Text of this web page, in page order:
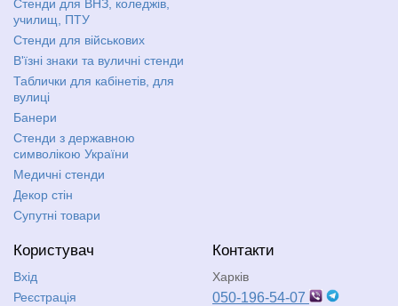
Стенди для ВНЗ, коледжів,
училищ, ПТУ
Стенди для військових
В'їзні знаки та вуличні стенди
Таблички для кабінетів, для
вулиці
Банери
Стенди з державною
символікою України
Медичні стенди
Декор стін
Супутні товари
Користувач
Вхід
Реєстрація
Контакти
Харків
050-196-54-07